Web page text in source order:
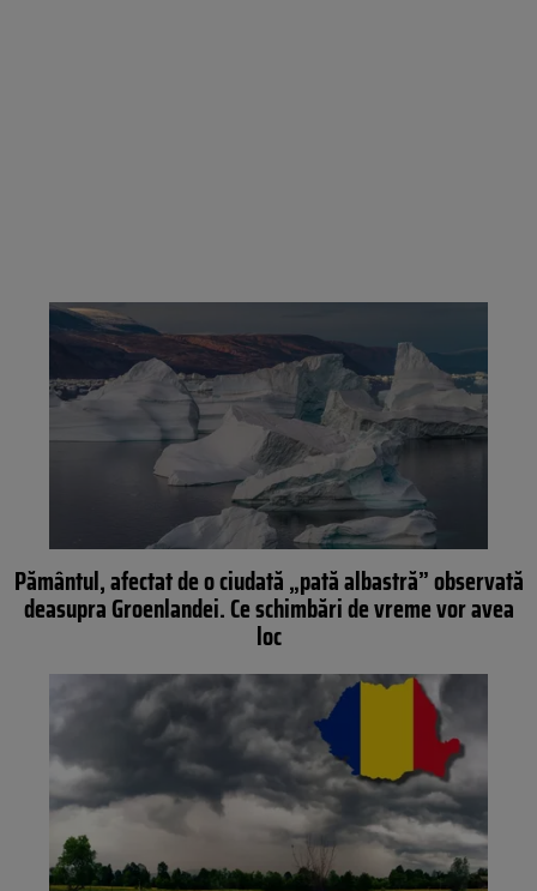
Pământul, afectat de o ciudată „pată albastră” observată
deasupra Groenlandei. Ce schimbări de vreme vor avea
loc